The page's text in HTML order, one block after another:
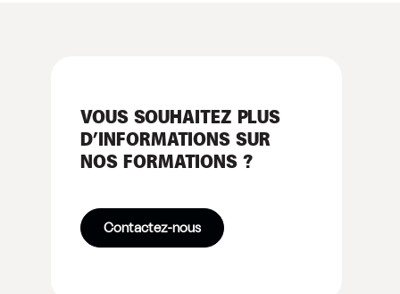
VOUS SOUHAITEZ PLUS
D’INFORMATIONS SUR
NOS FORMATIONS ?
Contactez-nous